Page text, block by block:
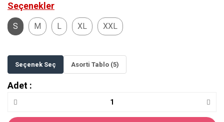
Seçenekler
S M L XL XXL
Seçenek Seç Asorti Tablo (5)
Adet :